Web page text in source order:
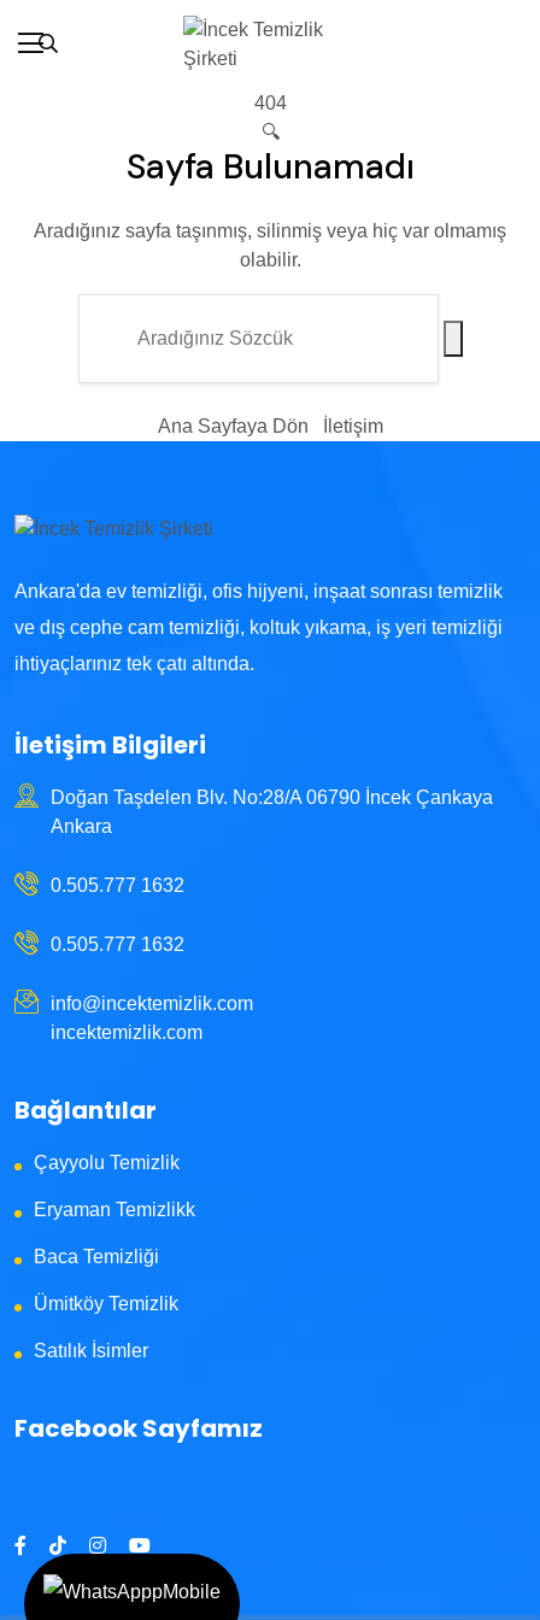
404
🔍
Sayfa Bulunamadı
Aradığınız sayfa taşınmış, silinmiş veya hiç var olmamış
olabilir.
Ana Sayfaya Dön İletişim
Ankara'da ev temizliği, ofis hijyeni, inşaat sonrası temizlik
ve dış cephe cam temizliği, koltuk yıkama, iş yeri temizliği
ihtiyaçlarınız tek çatı altında.
İletişim Bilgileri
Doğan Taşdelen Blv. No:28/A 06790 İncek Çankaya
Ankara
0.505.777 1632
0.505.777 1632
info@incektemizlik.com
incektemizlik.com
Bağlantılar
Çayyolu Temizlik
Eryaman Temizlikk
Baca Temizliği
Ümitköy Temizlik
Satılık İsimler
Facebook Sayfamız